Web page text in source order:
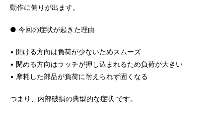
動作に偏りが出ます。
● 今回の症状が起きた理由
• 開ける方向は負荷が少ないためスムーズ
• 閉める方向はラッチが押し込まれるため負荷が大きい
• 摩耗した部品が負荷に耐えられず固くなる
つまり、内部破損の典型的な症状 です。